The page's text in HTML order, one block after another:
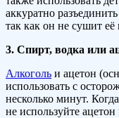
аккуратно
так как он не сушит
3. Спирт, водка или
Алкоголь и ацетон
использовать с
несколько минут.
не используйте